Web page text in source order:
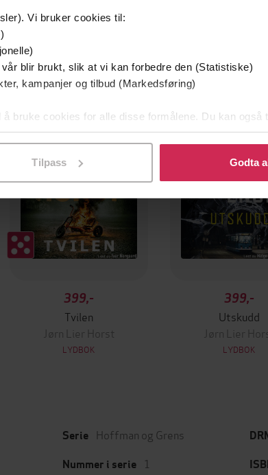
Vi bruker cookies til:
blir brukt, slik at vi kan forbedre den (Statistiske)
kampanjer og tilbud (Markedsføring)
bruke cookies for alle disse formålene. Du kan også
Du kan når som helst trekke tilbake eller
Tilpass Godta
399,-
Tvilen
Jørn Lier Horst
LYDBOK
399,-
Utskudd
Jørn Lier
LYDBOK
Serie Hoffman og Grens
Nummer i serie 1